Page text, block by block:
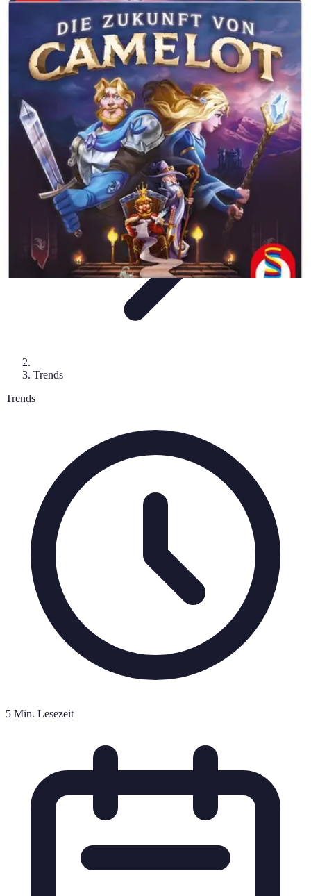
Networking
KundenmanagementNachhaltigkeit
Marktanalyse und
Forschung
Business Entwicklung
Trends
Trends
5 Min. Lesezeit